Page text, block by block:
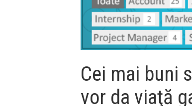
Cei mai buni
vor da viaţă